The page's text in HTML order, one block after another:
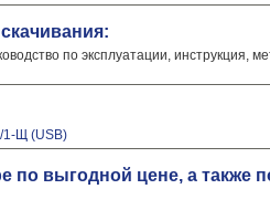
по эксплуатации, инструкция,
1-Щ (USB)
по выгодной цене, а также